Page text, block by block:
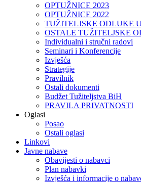
OPTUŽNICE 2023
OPTUŽNICE 2022
TUŽITELJSKE ODLUKE
OSTALE TUŽITELJSKE
Individualni i stručni radovi
Seminari i Konferencije
Izvješća
Strategije
Pravilnik
Ostali dokumenti
Budžet Tužiteljstva BiH
PRAVILA PRIVATNOSTI
Oglasi
Posao
Ostali oglasi
Linkovi
Javne nabave
Obavijesti o nabavci
Plan nabavki
Izvješća i informacije o